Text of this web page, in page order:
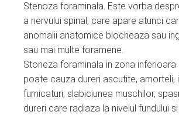
Stenoza foraminala. Este vorba
a nervului spinal, care apare atunci
anomalii anatomice blocheaza sau
sau mai multe foramene.
Stoneza foraminala in zona inferioara
poate cauza dureri ascutite, amorteli,
furnicaturi, slabiciunea muschilor,
dureri care radiaza la nivelul fundului